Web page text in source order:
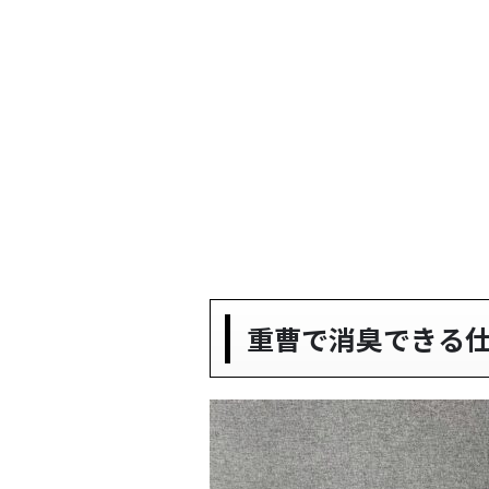
重曹で消臭できる